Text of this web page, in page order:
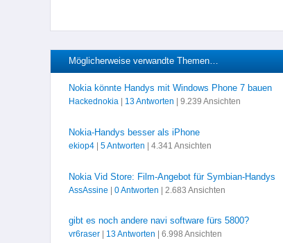
Möglicherweise verwandte Themen…
Nokia könnte Handys mit Windows Phone 7 bauen
Hackednokia| 13 Antworten | 9.239 Ansichten
Nokia-Handys besser als iPhone
ekiop4| 5 Antworten | 4.341 Ansichten
Nokia Vid Store: Film-Angebot für Symbian-Handys
AssAssine 0 Antworten | 2.683 Ansichten
gibt es noch andere navi software fürs 5800?
vr6raser| 13 Antworten | 6.998 Ansichten